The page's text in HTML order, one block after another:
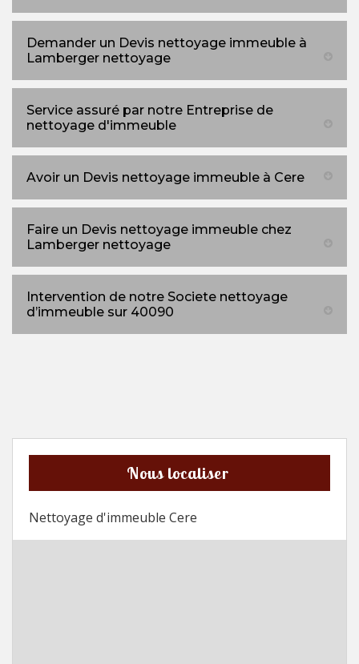
Demander un Devis nettoyage immeuble à
Lamberger nettoyage
Service assuré par notre Entreprise de
nettoyage d'immeuble
Avoir un Devis nettoyage immeuble à Cere
Faire un Devis nettoyage immeuble chez
Lamberger nettoyage
Intervention de notre Societe nettoyage
d’immeuble sur 40090
Nous localiser
Nettoyage d'immeuble Cere